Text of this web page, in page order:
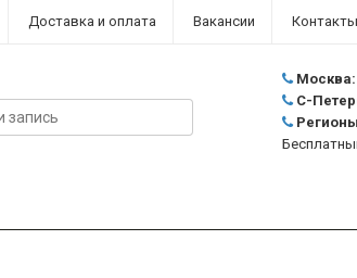
Доставка и оплата Вакансии Контакты
Москва:
С-